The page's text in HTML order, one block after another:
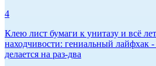
4
Клею лист бумаги к унитазу и всё
находчивости: гениальный лайфхак -
делается на раз-два